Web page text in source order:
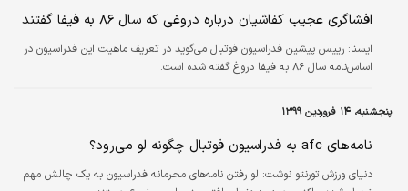
افشاگری عجیب کفاشیان درباره دروغی که سال ۸۶ به فیفا گفتند
ايسنا: رییس پیشین فدراسیون فوتبال می‌گوید در تعریف ماهیت این فدراسیون در
اساس‌نامه سال ۸۶ به فیفا دروغ گفته شده است.
پنجشنبه، ۱۴ فروردین ۱۳۹۹
نامه‌های afc به فدراسیون فوتبال چگونه لو می‌رود؟
دنیای ورزش تورنتو نوشت: لو رفتن نامه‌های محرمانه فدراسیون به یک چالش مهم